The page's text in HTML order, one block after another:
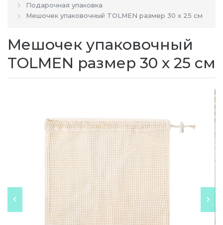
Подарочная упаковка
Мешочек упаковочный TOLMEN размер 30 x 25 см
Мешочек упаковочный
TOLMEN размер 30 x 25 см